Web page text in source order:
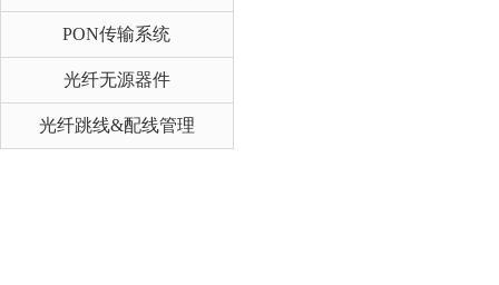
PON传输系统
光纤无源器件
光纤跳线&配线管理